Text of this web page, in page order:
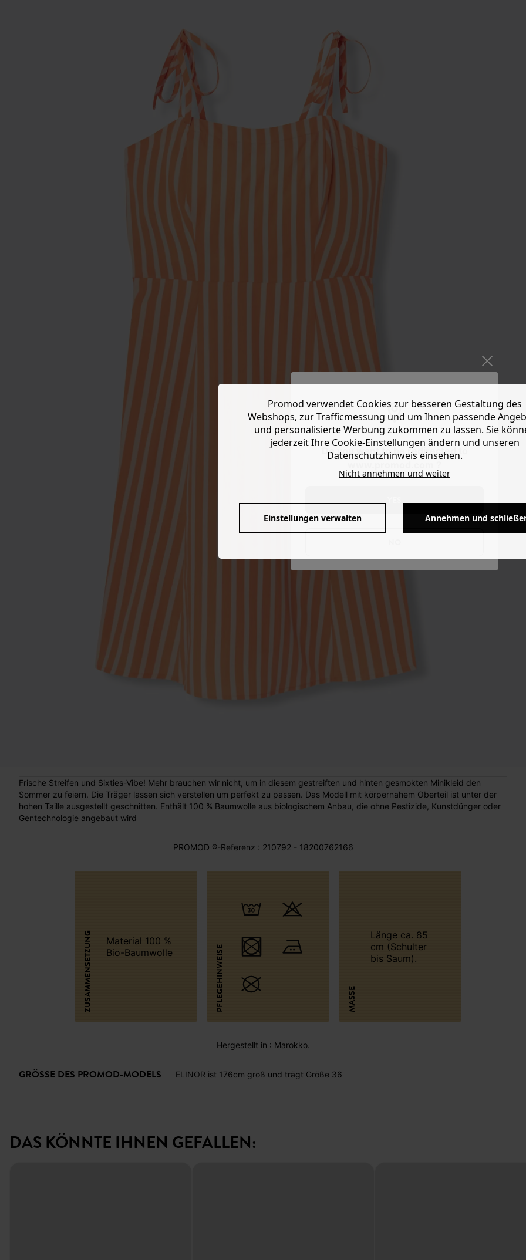
Do you want to be redirected to
Frische Streifen und Sixties-Vibe! Mehr brauchen wir nicht, um in diesem gestreiften und hinten gesmokten Minikleid den
Sommer zu feiern. Die Träger lassen sich verstellen um perfekt zu passen. Das Modell mit körpernahem Oberteil ist unter der
hohen Taille ausgestellt geschnitten. Enthält 100 % Baumwolle aus biologischem Anbau, die ohne Pestizide, Kunstdünger oder
Gentechnologie angebaut wird
PROMOD ®-Referenz : 210792 - 18200762166
ZUSAMMENSETZUNG
Material 100 %
Bio-Baumwolle
PFLEGEHINWEISE MASSE
Länge ca. 85
cm (Schulter
bis Saum).
Hergestellt in : Marokko.
GRÖSSE DES PROMOD-MODELS ELINOR ist 176cm groß und trägt Größe 36
DAS KÖNNTE IHNEN GEFALLEN:
Promod verwendet Cookies zur besseren Gestaltung des
Webshops, zur Trafficmessung und um Ihnen passende
und personalisierte Werbung zukommen zu lassen. Sie
jederzeit Ihre Cookie-Einstellungen ändern und unseren
Datenschutzhinweis einsehen.
Nicht annehmen und weiter
Einstellungen verwalten Annehmen und